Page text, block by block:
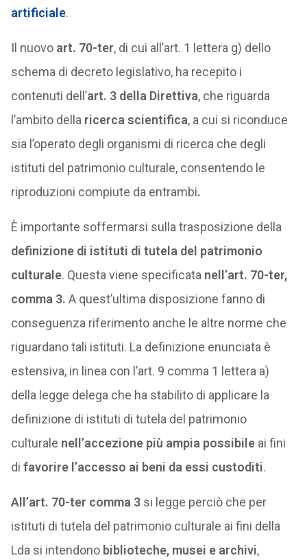
artificiale.
Il nuovo art. 70-ter, di cui all’art. 1 lettera g) dello
schema di decreto legislativo, ha recepito i
contenuti dell’art. 3 della Direttiva, che riguarda
l’ambito della ricerca scientifica, a cui si riconduce
sia l’operato degli organismi di ricerca che degli
istituti del patrimonio culturale, consentendo le
riproduzioni compiute da entrambi.
È importante soffermarsi sulla trasposizione della
definizione di istituti di tutela del patrimonio
culturale. Questa viene specificata nell’art. 70-ter,
comma 3. A quest’ultima disposizione fanno di
conseguenza riferimento anche le altre norme che
riguardano tali istituti. La definizione enunciata è
estensiva, in linea con l’art. 9 comma 1 lettera a)
della legge delega che ha stabilito di applicare la
definizione di istituti di tutela del patrimonio
culturale nell’accezione più ampia possibileai fini
di favorire l’accesso ai beni da essi custoditi.
All’art. 70-ter comma 3si legge perciò che per
istituti di tutela del patrimonio culturale ai fini della
Lda si intendono biblioteche, musei e archivi,